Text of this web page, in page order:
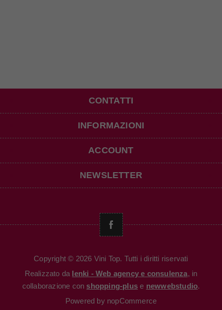
CONTATTI
INFORMAZIONI
ACCOUNT
NEWSLETTER
Copyright © 2026 Vini Top. Tutti i diritti riservati
Realizzato da Ienki - Web agency e consulenza, in
collaborazione con shopping-plus e newwebstudio.
Powered by nopCommerce